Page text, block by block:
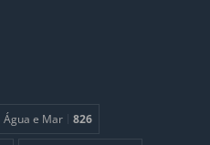
Água e Mar 826